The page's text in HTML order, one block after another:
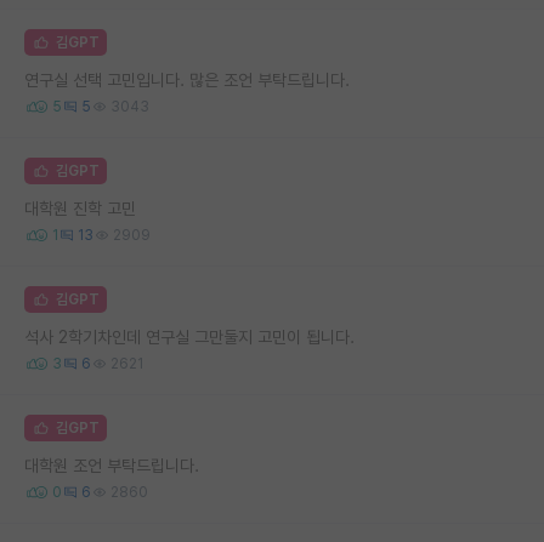
김GPT
연구실 선택 고민입니다. 많은 조언 부탁드립니다.
5 5 3043
김GPT
대학원 진학 고민
1 13 2909
김GPT
석사 2학기차인데 연구실 그만둘지 고민이 됩니다.
3 6 2621
김GPT
대학원 조언 부탁드립니다.
0 6 2860